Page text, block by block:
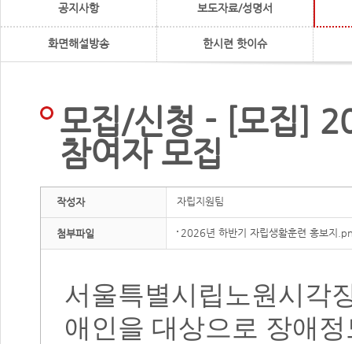
공지사항 보도자료/성명서
화면해설방송 한시련 핫이슈
모집/신청 - [모집]
참여자 모집
작성자 자립지원팀
첨부파일 2026년 하반기 자립생활훈련 홍보지
서울특별시립노원시각
애인을 대상으로 장애